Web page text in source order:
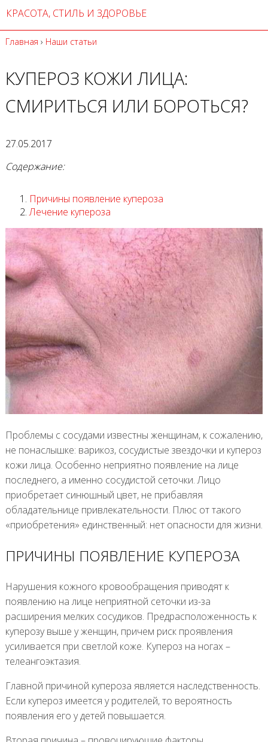
КРАСОТА, СТИЛЬ И ЗДОРОВЬЕ
Главная › Наши статьи
КУПЕРОЗ КОЖИ ЛИЦА:
СМИРИТЬСЯ ИЛИ БОРОТЬСЯ?
27.05.2017
Содержание:
Причины появление купероза
Лечение купероза
Проблемы с сосудами известны женщинам, к сожалению,
не понаслышке: варикоз, сосудистые звездочки и купероз
кожи лица. Особенно неприятно появление на лице
последнего, а именно сосудистой сеточки. Лицо
приобретает синюшный цвет, не прибавляя
обладательнице привлекательности. Плюс от такого
«приобретения» единственный: нет опасности для жизни.
ПРИЧИНЫ ПОЯВЛЕНИЕ КУПЕРОЗА
Нарушения кожного кровообращения приводят к
появлению на лице неприятной сеточки из-за
расширения мелких сосудиков. Предрасположенность к
куперозу выше у женщин, причем риск проявления
усиливается при светлой коже. Купероз на ногах –
телеангоэктазия.
Главной причиной купероза является наследственность.
Если купероз имеется у родителей, то вероятность
появления его у детей повышается.